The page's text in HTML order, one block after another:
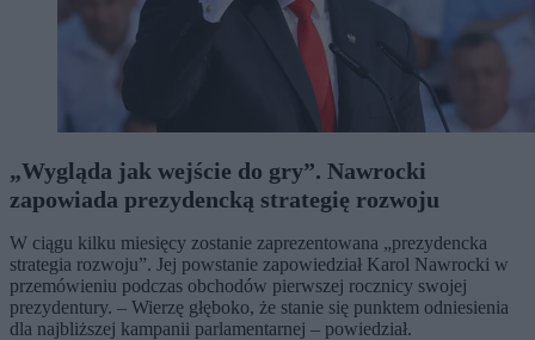
„Wygląda jak wejście do gry”. Nawrocki
zapowiada prezydencką strategię rozwoju
W ciągu kilku miesięcy zostanie zaprezentowana „prezydencka
strategia rozwoju”. Jej powstanie zapowiedział Karol Nawrocki w
przemówieniu podczas obchodów pierwszej rocznicy swojej
prezydentury. – Wierzę głęboko, że stanie się punktem odniesienia
dla najbliższej kampanii parlamentarnej – powiedział.